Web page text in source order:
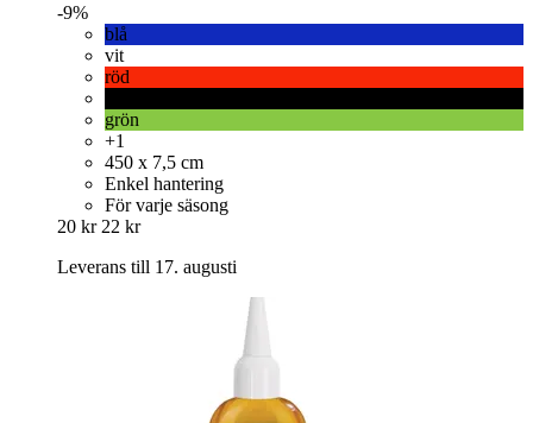
-9%
blå
vit
röd
grön
+1
450 x 7,5 cm
Enkel hantering
För varje säsong
20 kr 22 kr
Leverans till 17. augusti